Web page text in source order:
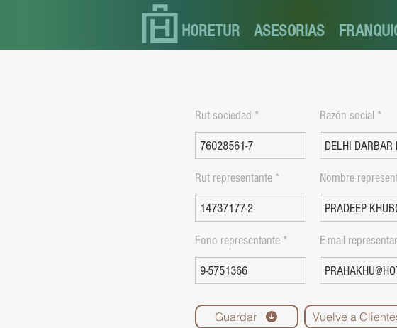
HORETUR ASESORIAS
Rut sociedad Razón social
Rut representante Nombre
Fono representante E-mail
Guardar Vuelve a